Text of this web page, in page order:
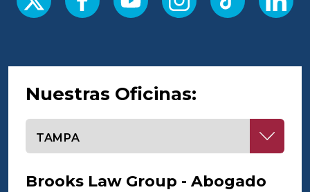
Nuestras Oficinas:
Brooks Law Group - Abogado